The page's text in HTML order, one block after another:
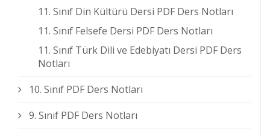
11. Sınıf Din Kültürü Dersi PDF Ders Notları
11. Sınıf Felsefe Dersi PDF Ders Notları
11. Sınıf Türk Dili ve Edebiyatı Dersi PDF Ders
Notları
10. Sınıf PDF Ders Notları
9. Sınıf PDF Ders Notları